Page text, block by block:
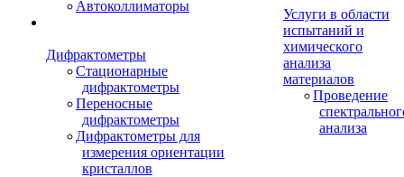
Автоколлиматоры
Дифрактометры
Стационарные
дифрактометры
Переносные
дифрактометры
Дифрактометры для
измерения ориентации
кристаллов
Услуги в области
испытаний и
химического
анализа
материалов
Проведение
анализа